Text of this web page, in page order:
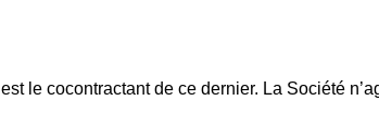
le cocontractant de ce dernier. La Société